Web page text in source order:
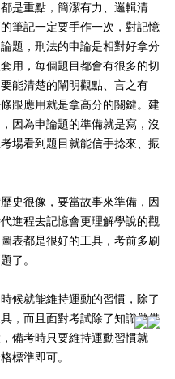
是重點，簡潔有力、邏輯清
筆記一定要手作一次，對記憶
題，刑法的申論是相對好拿分
用，每個題目都會有很多的切
能清楚的闡明觀點、言之有
跟應用就是拿高分的關鍵。建
因為申論題的準備就是寫，沒
場看到題目就能信手捻來、振
史很像，要當故事來準備，因
進程去記憶會更理解學說的觀
表都是很好的工具，考前多刷
了。
候就能維持運動的習慣，除了
，而且面對考試除了知識儲備
備考時只要維持運動習慣就
標準即可。